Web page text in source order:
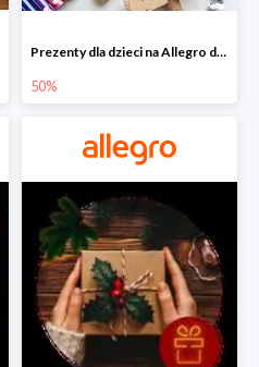
Prezenty dla dzieci na Allegro do -50%
50%